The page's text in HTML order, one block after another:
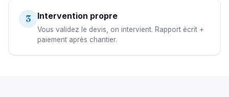
3 Intervention propre
Vous validez le devis, on intervient. Rapport écrit +
paiement après chantier.